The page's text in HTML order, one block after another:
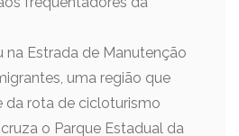
na Estrada de Manutenção
uma região que
rota de cicloturismo
o Parque Estadual da